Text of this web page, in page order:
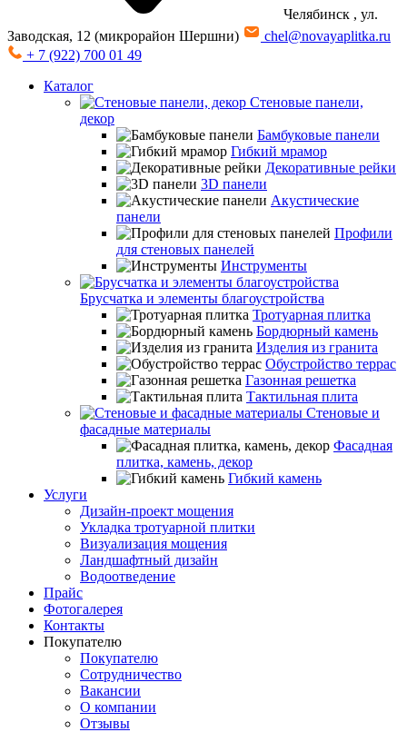
Челябинск , ул.
Заводская, 12 (микрорайон Шершни)
chel@novayaplitka.ru
+ 7 (922) 700 01 49
Каталог
Стеновые панели,
декор
Бамбуковые панели
Гибкий мрамор
Декоративные рейки
3D панели
Акустические
панели
Профили
для стеновых панелей
Инструменты
Брусчатка и элементы благоустройства
Тротуарная плитка
Бордюрный камень
Изделия из гранита
Обустройство террас
Газонная решетка
Тактильная плита
Стеновые и
фасадные материалы
Фасадная
плитка, камень, декор
Гибкий камень
Услуги
Дизайн-проект мощения
Укладка тротуарной плитки
Визуализация мощения
Ландшафтный дизайн
Водоотведение
Прайс
Фотогалерея
Контакты
Покупателю
Покупателю
Сотрудничество
Вакансии
О компании
Отзывы